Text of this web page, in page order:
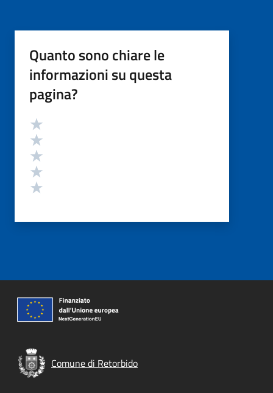
Quanto sono chiare le
informazioni su questa
pagina?
Valutazione
Comune di Retorbido